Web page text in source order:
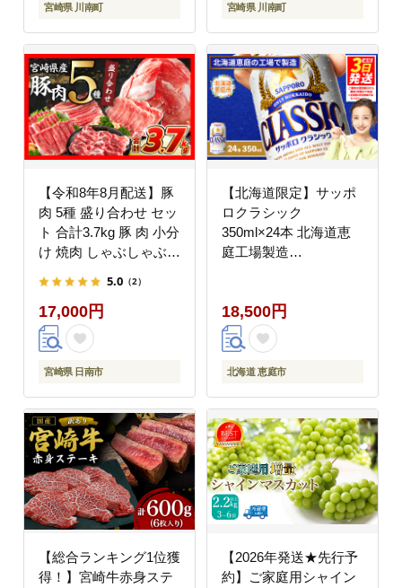
宮崎県 川南町 宮崎県 川南町
【令和8年8月配送】豚
肉 5種 盛り合わせ セッ
ト 合計3.7kg 豚 肉 小分
け 焼肉 しゃぶしゃぶ
ま切れ スライス 宮崎県
産 国産 食品 豚丼 豚し
ゃぶ おかず 小間切れ
真空パック 食べ比べ お
すすめ 料理に大活躍 ミ
送料無料_CB119-26-08
5.0 （2）
17,000円
宮崎県 日南市
【北海道限定】サッポ
ロクラシック
350ml×24本 北海道恵
庭工場製造
18,500円
北海道 恵庭市
【総合ランキング1位獲
得！】宮崎牛赤身ステ
【2026年発送★先行予
約】ご家庭用シャイン